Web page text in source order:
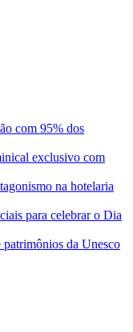
com 95% dos
exclusivo com
na hotelaria
para celebrar o Dia
patrimônios da Unesco